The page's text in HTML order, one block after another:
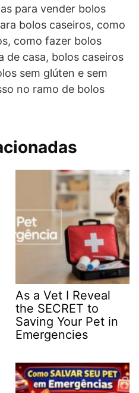
para vender bolos
bolos caseiros, como
como fazer bolos
de casa, bolos caseiros
sem glúten e sem
no ramo de bolos
As a Vet I Reveal
the SECRET to
Saving Your Pet in
Emergencies